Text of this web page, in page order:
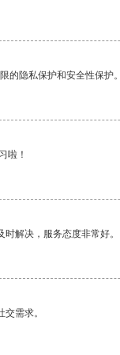
的隐私保护和安全性保护
啦！
解决，服务态度非常好。
需求。